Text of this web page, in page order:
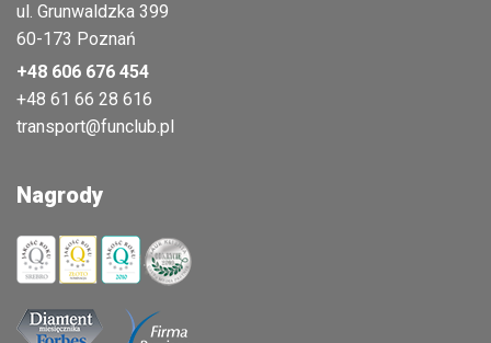
ul. Grunwaldzka 399
60-173 Poznań
+48 606 676 454
+48 61 66 28 616
transport@funclub.pl
Nagrody